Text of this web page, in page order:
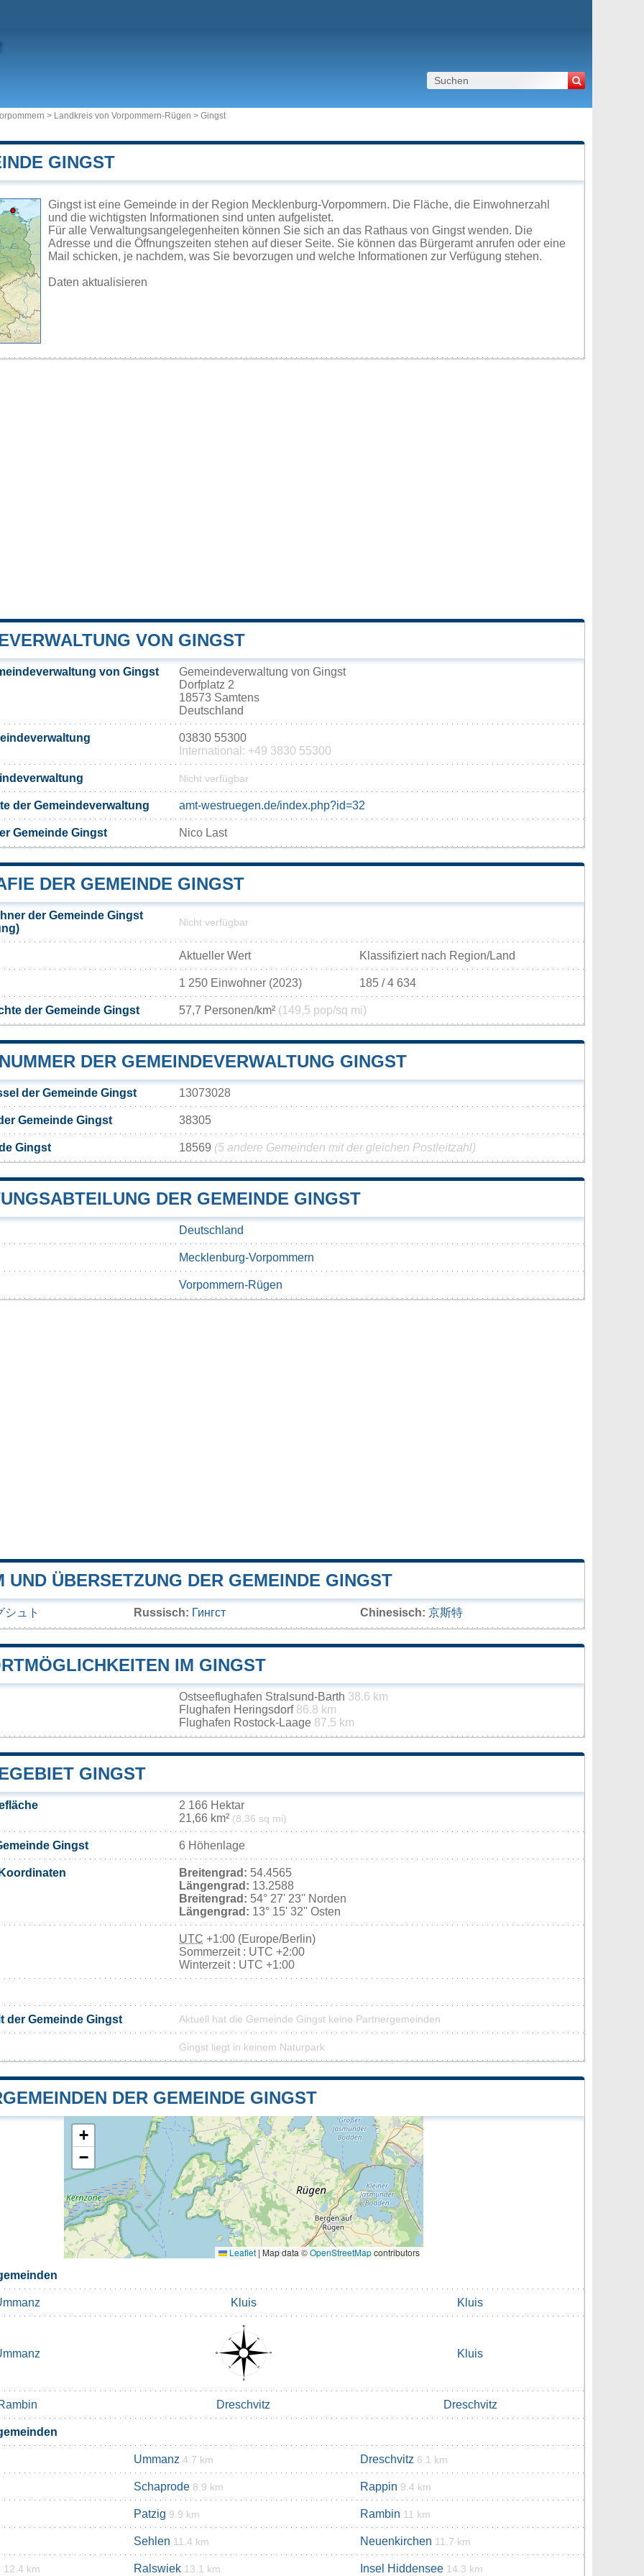
> Landkreis von Vorpommern-Rügen > Gingst
GINGST
Gingst ist eine Gemeinde in der Region Mecklenburg-Vorpommern. Die Fläche, die Einwohnerzahl
und die wichtigsten Informationen sind unten aufgelistet.
Für alle Verwaltungsangelegenheiten können Sie sich an das Rathaus von Gingst wenden. Die
Adresse und die Öffnungszeiten stehen auf dieser Seite. Sie können das Bürgeramt anrufen oder eine
Mail schicken, je nachdem, was Sie bevorzugen und welche Informationen zur Verfügung stehen.
Daten aktualisieren
VON GINGST
von Gingst
Gemeindeverwaltung von Gingst
Dorfplatz 2
18573 Samtens
Deutschland
03830 55300
International: +49 3830 55300
Nicht verfügbar
der Gemeindeverwaltung amt-westruegen.de/index.php?id=32
Gemeinde Gingst Nico Last
DER GEMEINDE GINGST
der Gemeinde Gingst
Nicht verfügbar
Aktueller Wert Klassifiziert nach Region/Land
1 250 Einwohner (2023) 185 / 4 634
der Gemeinde Gingst 57,7 Personen/km² (149,5 pop/sq mi)
DER GEMEINDEVERWALTUNG GINGST
der Gemeinde Gingst 13073028
Gemeinde Gingst 38305
Gingst 18569 (5 andere Gemeinden mit der gleichen Postleitzahl)
DER GEMEINDE GINGST
Deutschland
Mecklenburg-Vorpommern
Vorpommern-Rügen
UND ÜBERSETZUNG DER GEMEINDE GINGST
シュト Russisch: Гингст Chinesisch: 京斯特
IM GINGST
Ostseeflughafen Stralsund-Barth 38.6 km
Flughafen Heringsdorf 86.8 km
Flughafen Rostock-Laage 87.5 km
GINGST
2 166 Hektar
21,66 km² (8,36 sq mi)
Gingst 6 Höhenlage
Breitengrad: 54.4565
Längengrad: 13.2588
Breitengrad: 54° 27' 23'' Norden
Längengrad: 13° 15' 32'' Osten
UTC +1:00 (Europe/Berlin)
Sommerzeit : UTC +2:00
Winterzeit : UTC +1:00
der Gemeinde Gingst Aktuell hat die Gemeinde Gingst keine Partnergemeinden
Gingst liegt in keinem Naturpark
DER GEMEINDE GINGST
+
−
Leaflet | Map data ©OpenStreetMapcontributors
Kluis Kluis
Kluis
Dreschvitz Dreschvitz
Ummanz 4.7 km Dreschvitz 6.1 km
Schaprode 8.9 km Rappin 9.4 km
Patzig 9.9 km Rambin 11 km
Sehlen 11.4 km Neuenkirchen 11.7 km
12.4 km Ralswiek 13.1 km Insel Hiddensee 14.3 km